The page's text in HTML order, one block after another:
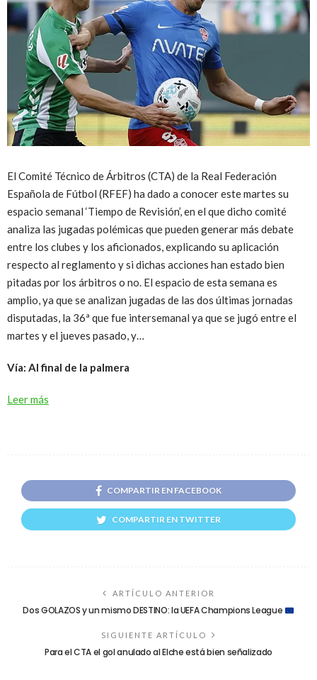
El Comité Técnico de Árbitros (CTA) de la Real Federación
Española de Fútbol (RFEF) ha dado a conocer este martes su
espacio semanal ‘Tiempo de Revisión’, en el que dicho comité
analiza las jugadas polémicas que pueden generar más debate
entre los clubes y los aficionados, explicando su aplicación
respecto al reglamento y si dichas acciones han estado bien
pitadas por los árbitros o no. El espacio de esta semana es
amplio, ya que se analizan jugadas de las dos últimas jornadas
disputadas, la 36ª que fue intersemanal ya que se jugó entre el
martes y el jueves pasado, y…
Vía: Al final de la palmera
Leer más
COMPARTIR EN FACEBOOK
COMPARTIR EN TWITTER
ARTÍCULO ANTERIOR
Dos GOLAZOS y un mismo DESTINO: la UEFA Champions League
SIGUIENTE ARTÍCULO
Para el CTA el gol anulado al Elche está bien señalizado